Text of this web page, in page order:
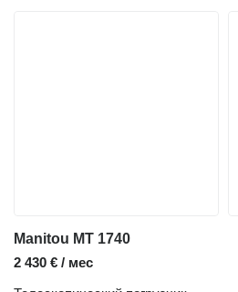
Manitou MT 1740
2 430 € / мес